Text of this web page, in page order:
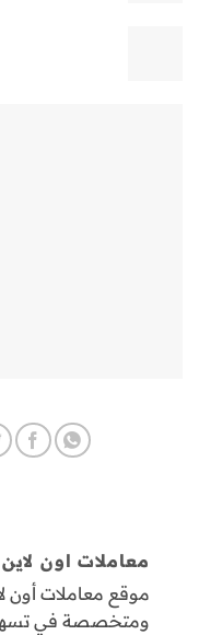
معاملات اون لاين
موقع معاملات أون
ومتخصصة في